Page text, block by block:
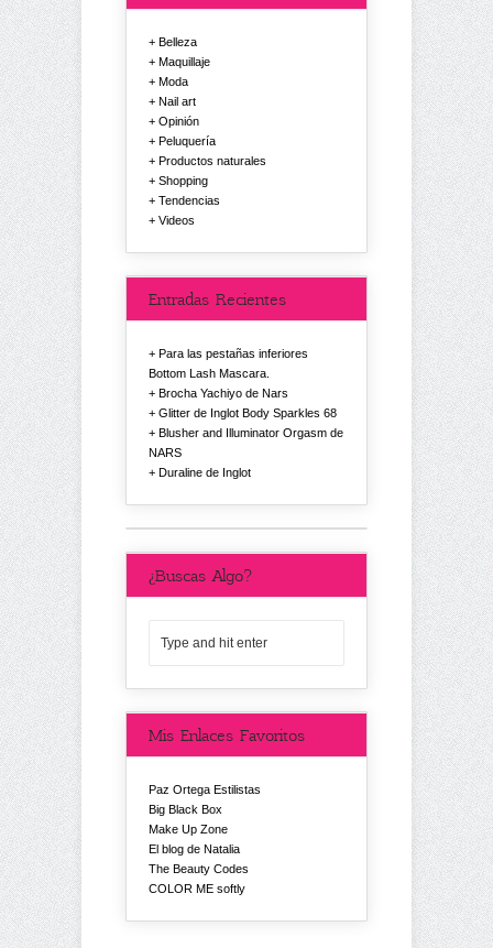
Belleza
Maquillaje
Moda
Nail art
Opinión
Peluquería
Productos naturales
Shopping
Tendencias
Videos
Entradas Recientes
Para las pestañas inferiores
Bottom Lash Mascara.
Brocha Yachiyo de Nars
Glitter de Inglot Body Sparkles 68
Blusher and Illuminator Orgasm de
NARS
Duraline de Inglot
¿Buscas Algo?
Mis Enlaces Favoritos
Paz Ortega Estilistas
Big Black Box
Make Up Zone
El blog de Natalia
The Beauty Codes
COLOR ME softly